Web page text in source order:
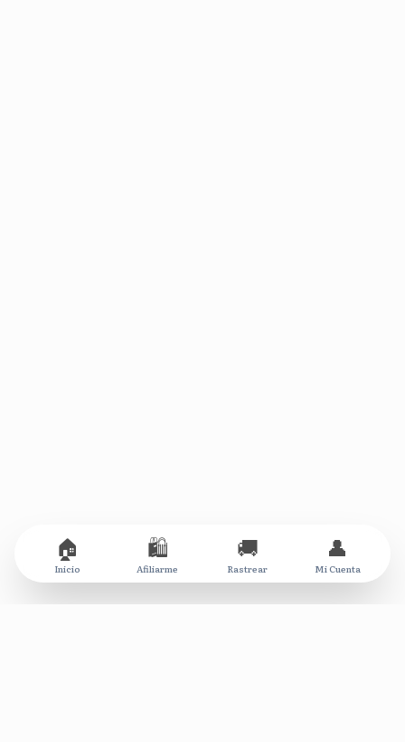
🏠
Inicio
🛍️
Afiliarme
🚚
Rastrear
👤
Mi Cuenta